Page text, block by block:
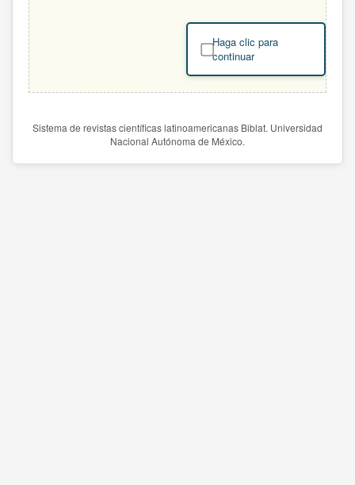
Haga clic para
continuar
Sistema de revistas científicas latinoamericanas Biblat. Universidad
Nacional Autónoma de México.